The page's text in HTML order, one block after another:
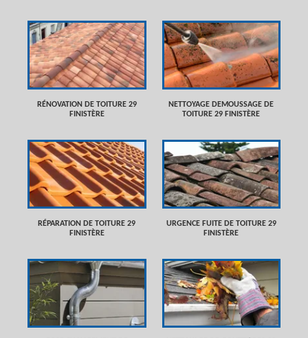
RÉNOVATION DE TOITURE 29
FINISTÈRE
NETTOYAGE DEMOUSSAGE DE
TOITURE 29 FINISTÈRE
RÉPARATION DE TOITURE 29
FINISTÈRE
URGENCE FUITE DE TOITURE 29
FINISTÈRE